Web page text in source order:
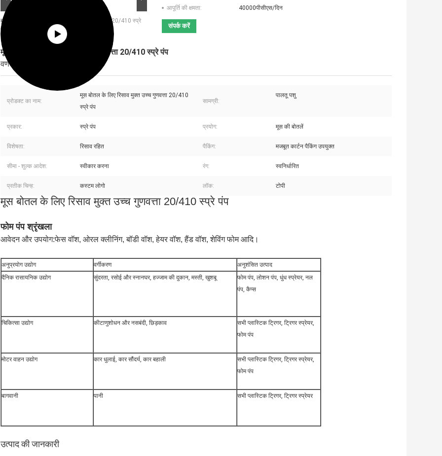
बड़ी छवि :
मूस बोतल के लिए रिसाव मुक्त उच्च गुणवत्ता 20/410 स्प्रे
पंप
आपूर्ति की क्षमता:
40000पीसीएस/दिन
संपर्क करें
मूस बोतल के लिए रिसाव मुक्त उच्च गुणवत्ता 20/410 स्प्रे पंप
वर्णन
प्रोडक्ट का नाम:
मूस बोतल के लिए रिसाव मुक्त उच्च गुणवत्ता 20/410
स्प्रे पंप
सामग्री:
पालतू पशु
प्रकार: स्प्रे पंप प्रयोग: मूस की बोतलें
विशेषता: रिसाव रहित पैकिंग: मजबूत कार्टन पैकिंग उपयुक्त
सीमा - शुल्क आदेश: स्वीकार करना रंग: स्वनिर्धारित
प्रतीक चिन्ह: कस्टम लोगो लॉक: टोपी
मूस बोतल के लिए रिसाव मुक्त उच्च गुणवत्ता 20/410 स्प्रे पंप
फोम पंप श्रृंखला
आवेदन और उपयोग:फेस वॉश, ओरल क्लीनिंग, बॉडी वॉश, हेयर वॉश, हैंड वॉश, शेविंग फोम आदि।
अनुप्रयोग उद्योग वर्गीकरण
अनुशंसित उत्पाद
दैनिक रासायनिक उद्योग
सुंदरता, रसोई और स्नानघर, हज्जाम की दुकान, मस्ती, खुशबू
फोम पंप, लोशन पंप, धुंध स्प्रेयर, नल
पंप, कैप्स
चिकित्सा उद्योग कीटाणुशोधन और नसबंदी, छिड़काव
सभी प्लास्टिक ट्रिगर, ट्रिगर स्प्रेयर,
फोम पंप
मोटर वाहन उद्योग कार धुलाई, कार सौंदर्य, कार बहाली
सभी प्लास्टिक ट्रिगर, ट्रिगर स्प्रेयर,
फोम पंप
बागवानी पानी सभी प्लास्टिक ट्रिगर, ट्रिगर स्प्रेयर
उत्पाद की जानकारी